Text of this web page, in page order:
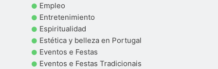
Empleo
Entretenimiento
Espiritualidad
Estética y belleza en Portugal
Eventos e Festas
Eventos e Festas Tradicionais